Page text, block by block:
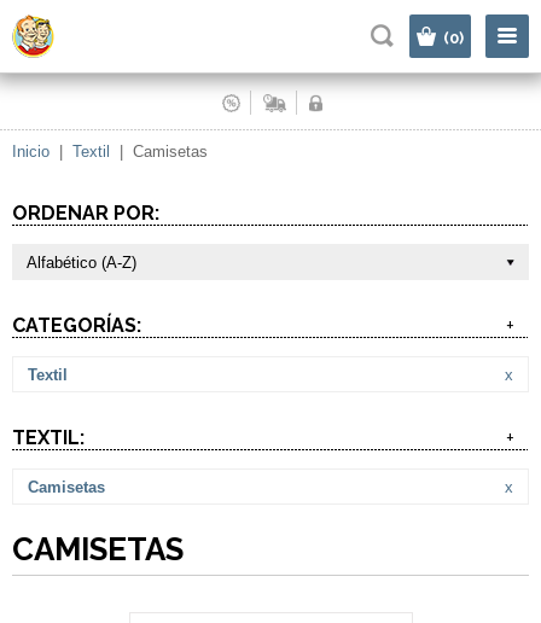
(0)
Inicio Textil Camisetas
ORDENAR POR:
Alfabético (A-Z)
CATEGORÍAS: +
Textil x
TEXTIL: +
Camisetas x
CAMISETAS